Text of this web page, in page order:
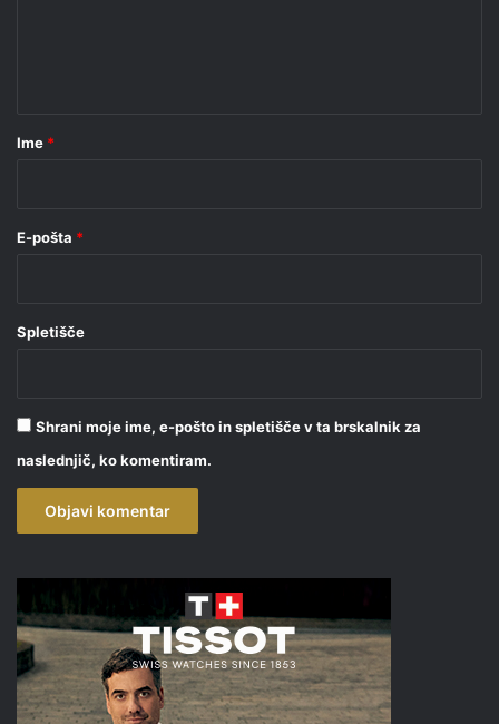
rIme *
E-pošta *
Spletišče
Shrani moje ime, e-pošto in spletišče v ta brskalnik za
naslednjič, ko komentiram.